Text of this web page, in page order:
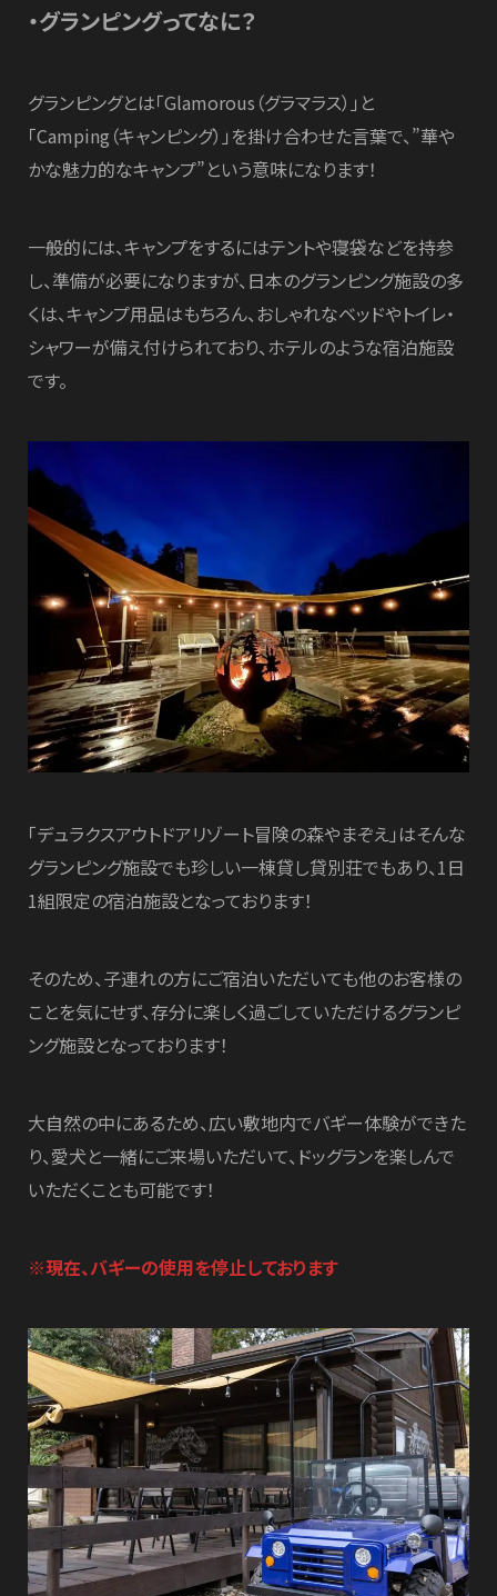
・グランピングってなに？
グランピングとは「Glamorous（グラマラス）」と
「Camping（キャンピング）」を掛け合わせた言葉で、”華や
かな魅力的なキャンプ”という意味になります！
一般的には、キャンプをするにはテントや寝袋などを持参
し、準備が必要になりますが、日本のグランピング施設の多
くは、キャンプ用品はもちろん、おしゃれなベッドやトイレ・
シャワーが備え付けられており、ホテルのような宿泊施設
です。
「デュラクスアウトドアリゾート冒険の森やまぞえ」はそんな
グランピング施設でも珍しい一棟貸し貸別荘でもあり、1日
1組限定の宿泊施設となっております！
そのため、子連れの方にご宿泊いただいても他のお客様の
ことを気にせず、存分に楽しく過ごしていただけるグランピ
ング施設となっております！
大自然の中にあるため、広い敷地内でバギー体験ができた
り、愛犬と一緒にご来場いただいて、ドッグランを楽しんで
いただくことも可能です！
※現在、バギーの使用を停止しております